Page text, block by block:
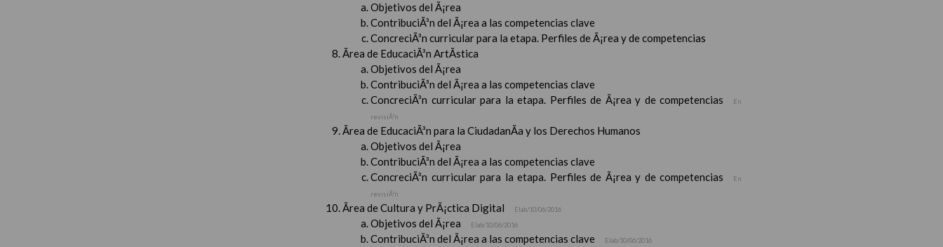
Objetivos del Ã¡rea
ContribuciÃ³n del Ã¡rea a las competencias clave
ConcreciÃ³n curricular para la etapa. Perfiles de Ã¡rea y de competencias
Ãrea de EducaciÃ³n ArtÃ­stica
Objetivos del Ã¡rea
ContribuciÃ³n del Ã¡rea a las competencias clave
ConcreciÃ³n curricular para la etapa. Perfiles de Ã¡rea y de competencias
En
revisiÃ³n
Ãrea de EducaciÃ³n para la CiudadanÃ­a y los Derechos Humanos
Objetivos del Ã¡rea
ContribuciÃ³n del Ã¡rea a las competencias clave
ConcreciÃ³n curricular para la etapa. Perfiles de Ã¡rea y de competencias
En
revisiÃ³n
Ãrea de Cultura y PrÃ¡ctica Digital Elab/10/06/2016
Objetivos del Ã¡rea Elab/10/06/2016
ContribuciÃ³n del Ã¡rea a las competencias clave Elab/10/06/2016